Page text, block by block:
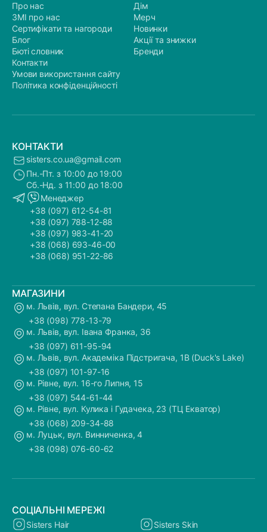
Про нас
ЗМІ про нас
Сертифікати та нагороди
Блог
Бюті словник
Контакти
Умови використання сайту
Політика конфіденційності
Дім
Мерч
Новинки
Акції та знижки
Бренди
КОНТАКТИ
sisters.co.ua@gmail.com
Пн.-Пт. з 10:00 до 19:00
Сб.-Нд. з 11:00 до 18:00
Менеджер
+38 (097) 612-54-81
+38 (097) 788-12-88
+38 (097) 983-41-20
+38 (068) 693-46-00
+38 (068) 951-22-86
МАГАЗИНИ
м. Львів, вул. Степана Бандери, 45
+38 (098) 778-13-79
м. Львів, вул. Івана Франка, 36
+38 (097) 611-95-94
м. Львів, вул. Академіка Підстригача, 1В (Duck's Lake)
+38 (097) 101-97-16
м. Рівне, вул. 16-го Липня, 15
+38 (097) 544-61-44
м. Рівне, вул. Кулика і Гудачека, 23 (ТЦ Екватор)
+38 (068) 209-34-88
м. Луцьк, вул. Винниченка, 4
+38 (098) 076-60-62
СОЦІАЛЬНІ МЕРЕЖІ
Sisters Hair Sisters Skin